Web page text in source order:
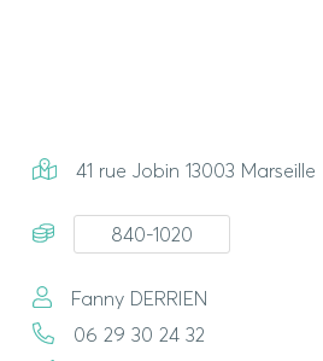
41 rue Jobin 13003 Marseille
840-1020
Fanny DERRIEN
06 29 30 24 32